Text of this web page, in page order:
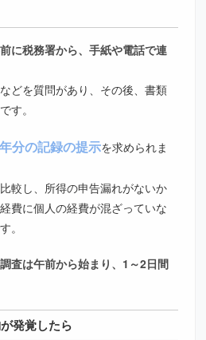
に税務署から、手紙や電話で連
どを質問があり、その後、書類
す。
分の記録の提示を求められま
較し、所得の申告漏れがないか
費に個人の経費が混ざっていな
。
査は午前から始まり、1～2日間
発覚したら